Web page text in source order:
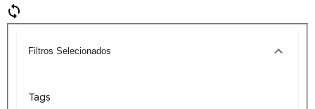
Filtros Selecionados
Tags